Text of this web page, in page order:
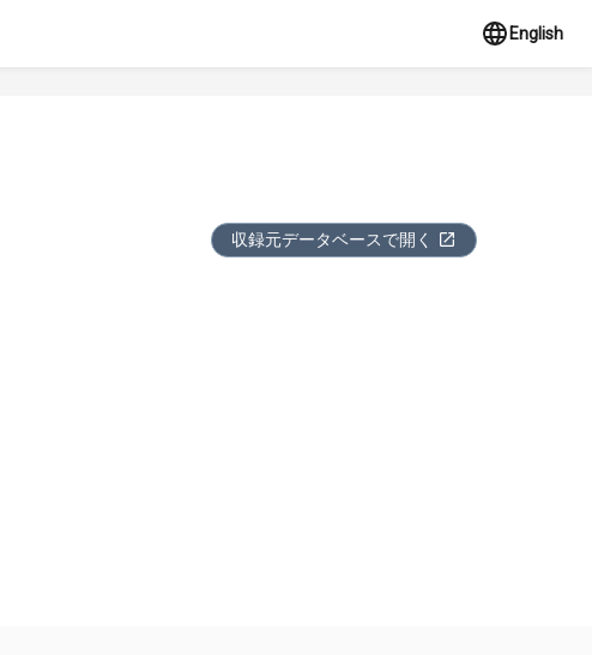
English
収録元データベースで開く